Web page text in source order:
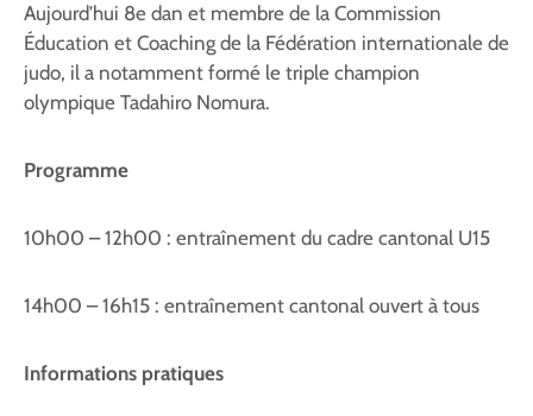
Aujourd’hui 8e dan et membre de la Commission
Éducation et Coaching de la Fédération internationale de
judo, il a notamment formé le triple champion
olympique Tadahiro Nomura.
Programme
10h00 – 12h00 : entraînement du cadre cantonal U15
14h00 – 16h15 : entraînement cantonal ouvert à tous
Informations pratiques